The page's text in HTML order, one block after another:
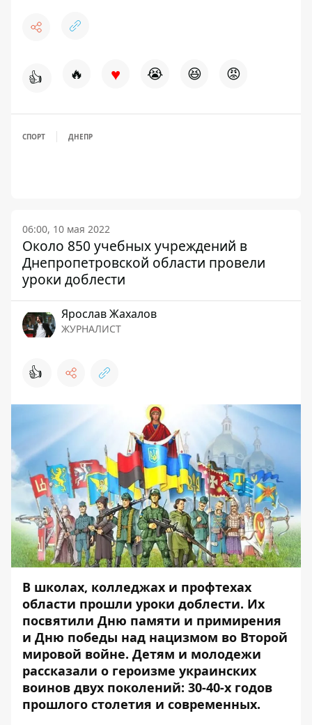
👍 🔥 ♥ 😭 😆 😡
СПОРТ ДНЕПР
06:00, 10 мая 2022
Около 850 учебных учреждений в
Днепропетровской области провели
уроки доблести
Ярослав Жахалов
ЖУРНАЛИСТ
👍
В школах, колледжах и профтехах
области прошли уроки доблести. Их
посвятили Дню памяти и примирения
и Дню победы над нацизмом во Второй
мировой войне. Детям и молодежи
рассказали о героизме украинских
воинов двух поколений: 30-40-х годов
прошлого столетия и современных.